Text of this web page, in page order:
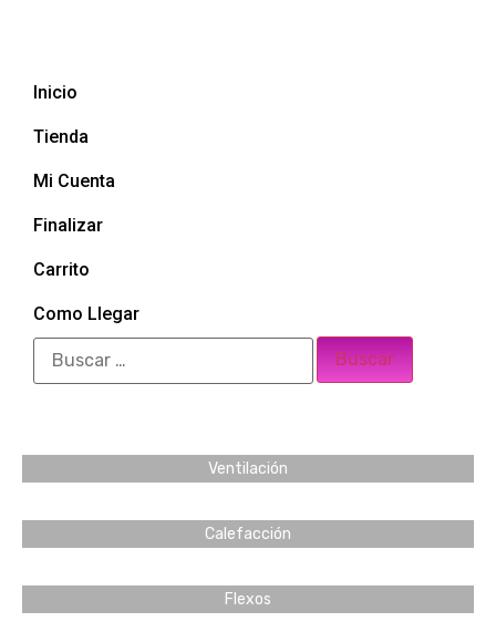
Inicio
Tienda
Mi Cuenta
Finalizar
Carrito
Como Llegar
Ventilación
Calefacción
Flexos